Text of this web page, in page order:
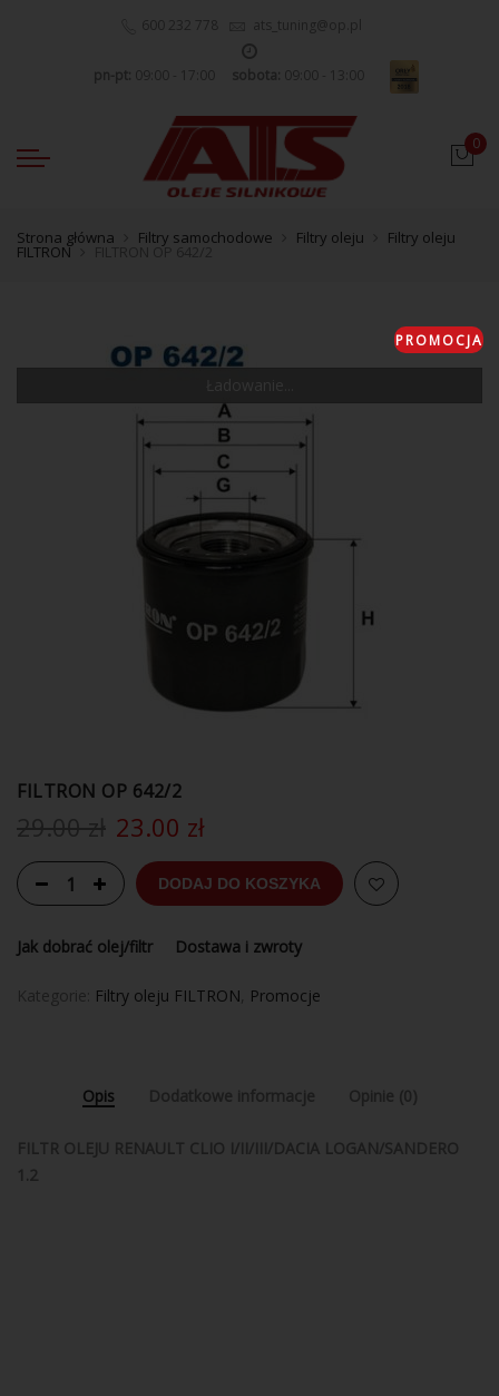
600 232 778 ats_tuning@op.pl
pn-pt: 09:00 - 17:00 sobota: 09:00 - 13:00
0
Strona główna Filtry samochodowe Filtry oleju Filtry oleju
FILTRON FILTRON OP 642/2
PROMOCJA
FILTRON OP 642/2
29.00zł 23.00 zł
DODAJ DO KOSZYKA
Jak dobrać olej/filtr Dostawa i zwroty
Kategorie: Filtry oleju FILTRON Promocje
Opis Dodatkowe informacje Opinie (0)
FILTR OLEJU RENAULT CLIO I/II/III/DACIA LOGAN/SANDERO
1.2